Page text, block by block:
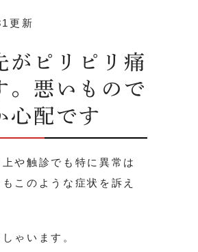
更新
がピリピリ痛
。悪いもので
心配です
や触診でも特に異常は
このような症状を訴え
ゃいます。